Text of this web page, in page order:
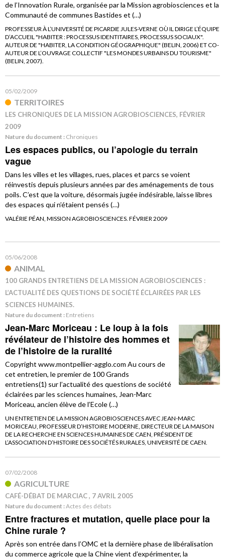
de l’Innovation Rurale, organisée par la Mission agrobiosciences et la
Communauté de communes Bastides et (…)
PROFESSEUR À L’UNIVERSITÉ DE PICARDIE JULES-VERNE OÙ IL DIRIGE L’ÉQUIPE
D’ACCUEIL "HABITER : PROCESSUS IDENTITAIRES, PROCESSUS SOCIAUX".
AUTEUR DE "HABITER, LA CONDITION GÉOGRAPHIQUE" (BELIN, 2006) ET CO-
AUTEUR DE L’OUVRAGE COLLECTIF "LES MONDES URBAINS DU TOURISME"
(BELIN, 2007).
05/02/2009
TERRITOIRES
LES CHRONIQUES DE LA MISSION AGROBIOSCIENCES, FÉVRIER
2009
Nature du document : Chroniques
Les espaces publics, ou l’apologie du terrain
vague
Dans les villes et les villages, rues, places et parcs se voient
réinvestis depuis plusieurs années par des aménagements de tous
poils. C’est que la voiture, désormais jugée indésirable, laisse libres
des espaces qui n’étaient pensés (…)
VALÉRIE PÉAN, MISSION AGROBIOSCIENCES. FÉVRIER 2009
05/06/2008
ANIMAL
100 GRANDS ENTRETIENS DE LA MISSION AGROBIOSCIENCES :
L’ACTUALITÉ DES QUESTIONS DE SOCIÉTÉ ÉCLAIRÉES PAR LES
SCIENCES HUMAINES.
Nature du document : Entretiens
Jean-Marc Moriceau : Le loup à la fois
révélateur de l’histoire des hommes et
de l’histoire de la ruralité
Copyright www.montpellier-agglo.com Au cours de
cet entretien, le premier de 100 Grands
entretiens(1) sur l’actualité des questions de société
éclairées par les sciences humaines, Jean-Marc
Moriceau, ancien élève de l’Ecole (…)
UN ENTRETIEN DE LA MISSION AGROBIOSCIENCES AVEC JEAN-MARC
MORICEAU, PROFESSEUR D’HISTOIRE MODERNE, DIRECTEUR DE LA MAISON
DE LA RECHERCHE EN SCIENCES HUMAINES DE CAEN, PRÉSIDENT DE
L’ASSOCIATION D’HISTOIRE DES SOCIÉTÉS RURALES, UNIVERSITÉ DE CAEN.
07/02/2008
AGRICULTURE
CAFÉ-DÉBAT DE MARCIAC , 7 AVRIL 2005
Nature du document :Actes des débats
Entre fractures et mutation, quelle place pour la
Chine rurale ?
Après son entrée dans l’OMC et la dernière phase de libéralisation
du commerce agricole que la Chine vient d’expérimenter, la